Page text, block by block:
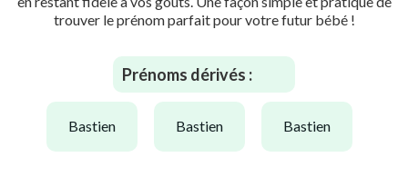
trouver le prénom parfait pour votre futur bébé !
Prénoms dérivés :
bastien bastien bastien